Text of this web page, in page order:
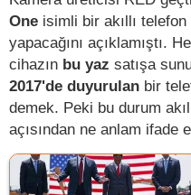
One isimli bir akıllı
yapacağını açıklamıştı.
cihazın bu yaz satışa
2017'de duyurulan bir
demek. Peki bu durum
açısından ne anlam ifade